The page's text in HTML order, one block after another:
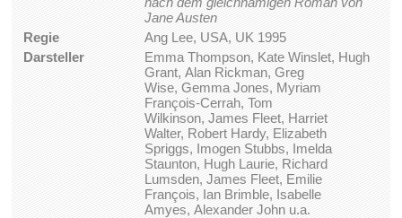
Jane Austen
Regie
Ang Lee, USA, UK 1995
Darsteller
Emma Thompson, Kate Winslet, Hugh
Grant, Alan Rickman, Greg
Wise, Gemma Jones, Myriam
François-Cerrah, Tom
Wilkinson, James Fleet, Harriet
Walter, Robert Hardy, Elizabeth
Spriggs, Imogen Stubbs, Imelda
Staunton, Hugh Laurie, Richard
Lumsden, James Fleet, Emilie
François, Ian Brimble, Isabelle
Amyes, Alexander John u.a.